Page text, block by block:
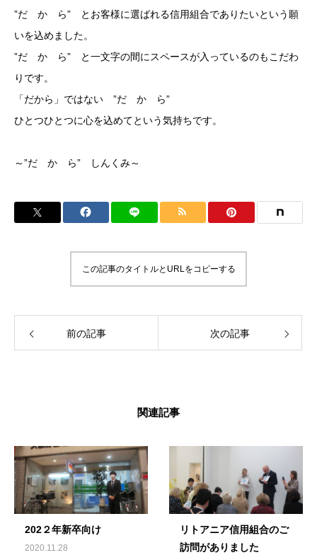
”だ か ら” とお客様に選ばれる信用組合でありたいという願
いを込めました。
”だ か ら” と一文字の間にスペースが入っているのもこだわ
りです。
「だから」ではない ”だ か ら”
ひとつひとつに心を込めてという気持ちです。
～”だ か ら” しんくみ～
この記事のタイトルとURLをコピーする
前の記事 次の記事
関連記事
202２年新卒向け
2020.11.28
リトアニア信用組合のご
訪問がありました